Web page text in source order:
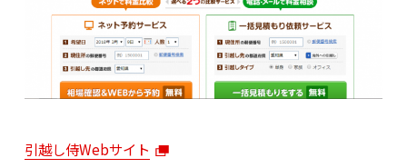
引越し侍Webサイト